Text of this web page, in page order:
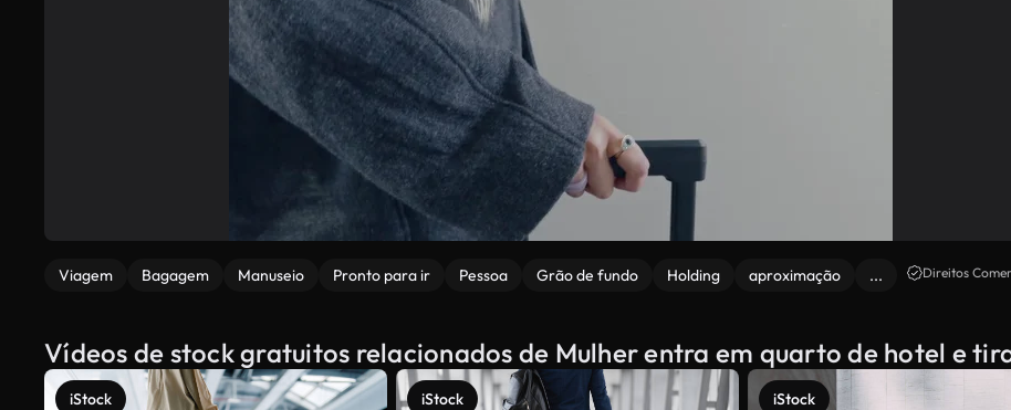
Viagem Bagagem Manuseio Pronto para ir Pessoa Grão de fundo Holding aproximação ... Direitos
Vídeos de stock gratuitos relacionados de Mulher entra em quarto de hotel e
iStock iStock iStock